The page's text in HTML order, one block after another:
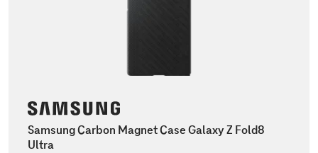
Samsung Carbon Magnet Case Galaxy Z Fold8
Ultra